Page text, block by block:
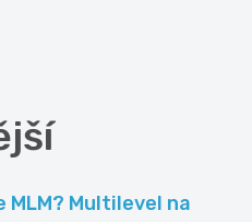
MLM? Multilevel na